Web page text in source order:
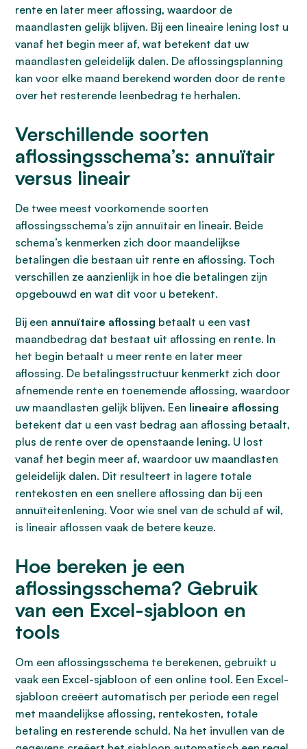
rente en later meer aflossing, waardoor de
maandlasten gelijk blijven. Bij een lineaire lening lost u
vanaf het begin meer af, wat betekent dat uw
maandlasten geleidelijk dalen. De aflossingsplanning
kan voor elke maand berekend worden door de rente
over het resterende leenbedrag te herhalen.
Verschillende soorten
aflossingsschema’s: annuïtair
versus lineair
De twee meest voorkomende soorten
aflossingsschema’s zijn annuïtair en lineair. Beide
schema’s kenmerken zich door maandelijkse
betalingen die bestaan uit rente en aflossing. Toch
verschillen ze aanzienlijk in hoe die betalingen zijn
opgebouwd en wat dit voor u betekent.
Bij een annuïtaire aflossing betaalt u een vast
maandbedrag dat bestaat uit aflossing en rente. In
het begin betaalt u meer rente en later meer
aflossing. De betalingsstructuur kenmerkt zich door
afnemende rente en toenemende aflossing, waardoor
uw maandlasten gelijk blijven. Een lineaire aflossing
betekent dat u een vast bedrag aan aflossing betaalt,
plus de rente over de openstaande lening. U lost
vanaf het begin meer af, waardoor uw maandlasten
geleidelijk dalen. Dit resulteert in lagere totale
rentekosten en een snellere aflossing dan bij een
annuïteitenlening. Voor wie snel van de schuld af wil,
is lineair aflossen vaak de betere keuze.
Hoe bereken je een
aflossingsschema? Gebruik
van een Excel-sjabloon en
tools
Om een aflossingsschema te berekenen, gebruikt u
vaak een Excel-sjabloon of een online tool. Een Excel-
sjabloon creëert automatisch per periode een regel
met maandelijkse aflossing, rentekosten, totale
betaling en resterende schuld. Na het invullen van de